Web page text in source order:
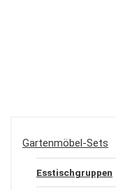
Gartenmöbel-Sets
Esstischgruppen